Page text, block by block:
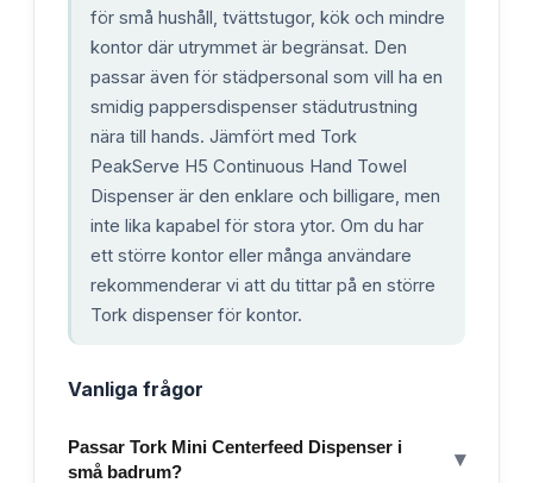
för små hushåll, tvättstugor, kök och mindre
kontor där utrymmet är begränsat. Den
passar även för städpersonal som vill ha en
smidig pappersdispenser städutrustning
nära till hands. Jämfört med Tork
PeakServe H5 Continuous Hand Towel
Dispenser är den enklare och billigare, men
inte lika kapabel för stora ytor. Om du har
ett större kontor eller många användare
rekommenderar vi att du tittar på en större
Tork dispenser för kontor.
Vanliga frågor
Passar Tork Mini Centerfeed Dispenser i
små badrum?
▾